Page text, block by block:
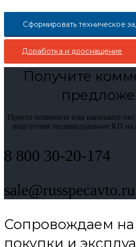
Сформировать техническое
Доработка и дооснащение
Получите
Просто позвоните или напишите
подготовят индивидуальное КП
8 800 30-20-174
sale@russpecavto.ru
Сопровождаем на
покупки и